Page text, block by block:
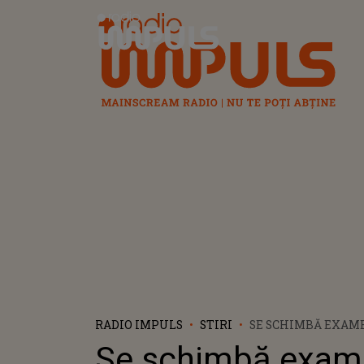
Radio Impuls
RADIO IMPULS STIRI
SE SCHIMBĂ
EDUCAȚIEI: „ÎMI